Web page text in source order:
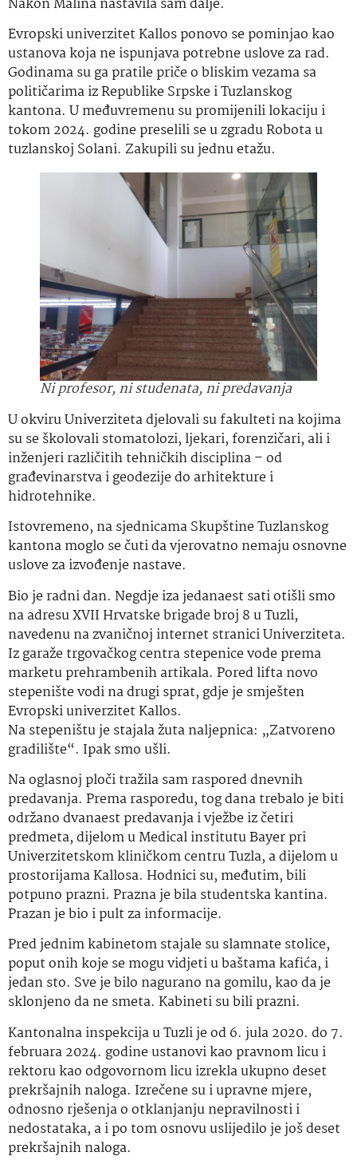
Nakon Malina nastavila sam dalje.
Evropski univerzitet Kallos ponovo se pominjao kao
ustanova koja ne ispunjava potrebne uslove za rad.
Godinama su ga pratile priče o bliskim vezama sa
političarima iz Republike Srpske i Tuzlanskog
kantona. U međuvremenu su promijenili lokaciju i
tokom 2024. godine preselili se u zgradu Robota u
tuzlanskoj Solani. Zakupili su jednu etažu.
Ni profesor, ni studenata, ni predavanja
U okviru Univerziteta djelovali su fakulteti na kojima
su se školovali stomatolozi, ljekari, forenzičari, ali i
inženjeri različitih tehničkih disciplina – od
građevinarstva i geodezije do arhitekture i
hidrotehnike.
Istovremeno, na sjednicama Skupštine Tuzlanskog
kantona moglo se čuti da vjerovatno nemaju osnovne
uslove za izvođenje nastave.
Bio je radni dan. Negdje iza jedanaest sati otišli smo
na adresu XVII Hrvatske brigade broj 8 u Tuzli,
navedenu na zvaničnoj internet stranici Univerziteta.
Iz garaže trgovačkog centra stepenice vode prema
marketu prehrambenih artikala. Pored lifta novo
stepenište vodi na drugi sprat, gdje je smješten
Evropski univerzitet Kallos.
Na stepeništu je stajala žuta naljepnica: „Zatvoreno
gradilište“. Ipak smo ušli.
Na oglasnoj ploči tražila sam raspored dnevnih
predavanja. Prema rasporedu, tog dana trebalo je biti
održano dvanaest predavanja i vježbe iz četiri
predmeta, dijelom u Medical institutu Bayer pri
Univerzitetskom kliničkom centru Tuzla, a dijelom u
prostorijama Kallosa. Hodnici su, međutim, bili
potpuno prazni. Prazna je bila studentska kantina.
Prazan je bio i pult za informacije.
Pred jednim kabinetom stajale su slamnate stolice,
poput onih koje se mogu vidjeti u baštama kafića, i
jedan sto. Sve je bilo nagurano na gomilu, kao da je
sklonjeno da ne smeta. Kabineti su bili prazni.
Kantonalna inspekcija u Tuzli je od 6. jula 2020. do 7.
februara 2024. godine ustanovi kao pravnom licu i
rektoru kao odgovornom licu izrekla ukupno deset
prekršajnih naloga. Izrečene su i upravne mjere,
odnosno rješenja o otklanjanju nepravilnosti i
nedostataka, a i po tom osnovu uslijedilo je još deset
prekršajnih naloga.